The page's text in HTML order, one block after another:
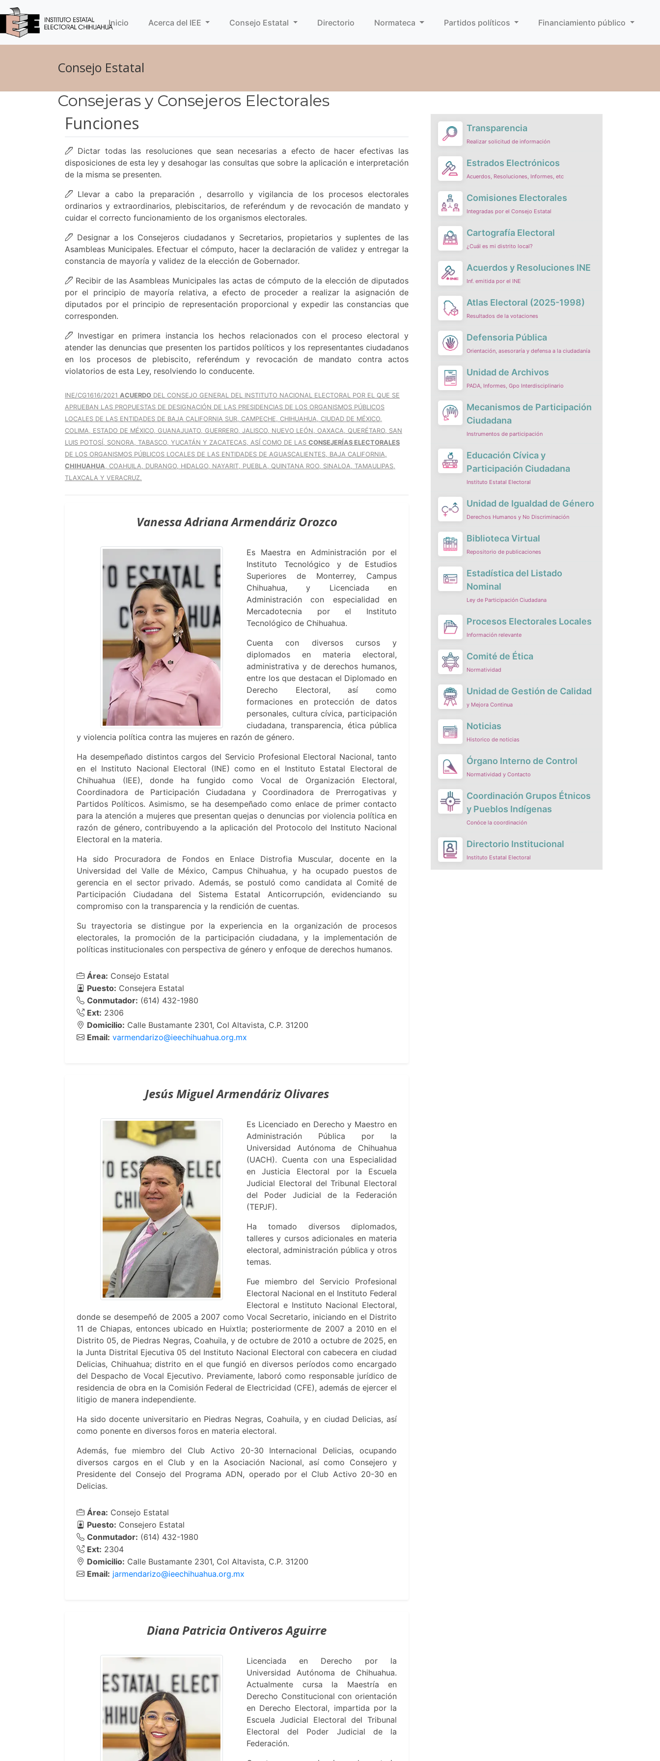
Inicio(current)Acerca del IEE Consejo Estatal Directorio Normateca Partidos políticos Financiamiento público
Consejo Estatal
Consejeras y Consejeros Electorales
Funciones
Dictar todas las resoluciones que sean necesarias a efecto de hacer efectivas las
disposiciones de esta ley y desahogar las consultas que sobre la aplicación e interpretación
de la misma se presenten.
Llevar a cabo la preparación , desarrollo y vigilancia de los procesos electorales
ordinarios y extraordinarios, plebiscitarios, de referéndum y de revocación de mandato y
cuidar el correcto funcionamiento de los organismos electorales.
Designar a los Consejeros ciudadanos y Secretarios, propietarios y suplentes de las
Asambleas Municipales. Efectuar el cómputo, hacer la declaración de validez y entregar la
constancia de mayoría y validez de la elección de Gobernador.
Recibir de las Asambleas Municipales las actas de cómputo de la elección de diputados
por el principio de mayoría relativa, a efecto de proceder a realizar la asignación de
diputados por el principio de representación proporcional y expedir las constancias que
corresponden.
Investigar en primera instancia los hechos relacionados con el proceso electoral y
atender las denuncias que presenten los partidos políticos y los representantes ciudadanos
en los procesos de plebiscito, referéndum y revocación de mandato contra actos
violatorios de esta Ley, resolviendo lo conducente.
INE/CG1616/2021 ACUERDO DEL CONSEJO GENERAL DEL INSTITUTO NACIONAL ELECTORAL POR EL QUE SE
APRUEBAN LAS PROPUESTAS DE DESIGNACIÓN DE LAS PRESIDENCIAS DE LOS ORGANISMOS PÚBLICOS
LOCALES DE LAS ENTIDADES DE BAJA CALIFORNIA SUR, CAMPECHE, CHIHUAHUA, CIUDAD DE MÉXICO,
COLIMA, ESTADO DE MÉXICO, GUANAJUATO, GUERRERO, JALISCO, NUEVO LEÓN, OAXACA, QUERÉTARO, SAN
LUIS POTOSÍ, SONORA, TABASCO, YUCATÁN Y ZACATECAS, ASÍ COMO DE LAS CONSEJERÍAS ELECTORALES
DE LOS ORGANISMOS PÚBLICOS LOCALES DE LAS ENTIDADES DE AGUASCALIENTES, BAJA CALIFORNIA,
CHIHUAHUA, COAHUILA, DURANGO, HIDALGO, NAYARIT, PUEBLA, QUINTANA ROO, SINALOA, TAMAULIPAS,
TLAXCALA Y VERACRUZ.
Vanessa Adriana Armendáriz Orozco
Es Maestra en Administración por el
Instituto Tecnológico y de Estudios
Superiores de Monterrey, Campus
Chihuahua, y Licenciada en
Administración con especialidad en
Mercadotecnia por el Instituto
Tecnológico de Chihuahua.
Cuenta con diversos cursos y
diplomados en materia electoral,
administrativa y de derechos humanos,
entre los que destacan el Diplomado en
Derecho Electoral, así como
formaciones en protección de datos
personales, cultura cívica, participación
ciudadana, transparencia, ética pública
y violencia política contra las mujeres en razón de género.
Ha desempeñado distintos cargos del Servicio Profesional Electoral Nacional, tanto
en el Instituto Nacional Electoral (INE) como en el Instituto Estatal Electoral de
Chihuahua (IEE), donde ha fungido como Vocal de Organización Electoral,
Coordinadora de Participación Ciudadana y Coordinadora de Prerrogativas y
Partidos Políticos. Asimismo, se ha desempeñado como enlace de primer contacto
para la atención a mujeres que presentan quejas o denuncias por violencia política en
razón de género, contribuyendo a la aplicación del Protocolo del Instituto Nacional
Electoral en la materia.
Ha sido Procuradora de Fondos en Enlace Distrofia Muscular, docente en la
Universidad del Valle de México, Campus Chihuahua, y ha ocupado puestos de
gerencia en el sector privado. Además, se postuló como candidata al Comité de
Participación Ciudadana del Sistema Estatal Anticorrupción, evidenciando su
compromiso con la transparencia y la rendición de cuentas.
Su trayectoria se distingue por la experiencia en la organización de procesos
electorales, la promoción de la participación ciudadana, y la implementación de
políticas institucionales con perspectiva de género y enfoque de derechos humanos.
Área: Consejo Estatal
Puesto: Consejera Estatal
Conmutador: (614) 432-1980
Ext: 2306
Domicilio: Calle Bustamante 2301, Col Altavista, C.P. 31200
Email: varmendarizo@ieechihuahua.org.mx
Jesús Miguel Armendáriz Olivares
Es Licenciado en Derecho y Maestro en
Administración Pública por la
Universidad Autónoma de Chihuahua
(UACH). Cuenta con una Especialidad
en Justicia Electoral por la Escuela
Judicial Electoral del Tribunal Electoral
del Poder Judicial de la Federación
(TEPJF).
Ha tomado diversos diplomados,
talleres y cursos adicionales en materia
electoral, administración pública y otros
temas.
Fue miembro del Servicio Profesional
Electoral Nacional en el Instituto Federal
Electoral e Instituto Nacional Electoral,
donde se desempeñó de 2005 a 2007 como Vocal Secretario, iniciando en el Distrito
11 de Chiapas, entonces ubicado en Huixtla; posteriormente de 2007 a 2010 en el
Distrito 05, de Piedras Negras, Coahuila, y de octubre de 2010 a octubre de 2025, en
la Junta Distrital Ejecutiva 05 del Instituto Nacional Electoral con cabecera en ciudad
Delicias, Chihuahua; distrito en el que fungió en diversos períodos como encargado
del Despacho de Vocal Ejecutivo. Previamente, laboró como responsable jurídico de
residencia de obra en la Comisión Federal de Electricidad (CFE), además de ejercer el
litigio de manera independiente.
Ha sido docente universitario en Piedras Negras, Coahuila, y en ciudad Delicias, así
como ponente en diversos foros en materia electoral.
Además, fue miembro del Club Activo 20-30 Internacional Delicias, ocupando
diversos cargos en el Club y en la Asociación Nacional, así como Consejero y
Presidente del Consejo del Programa ADN, operado por el Club Activo 20-30 en
Delicias.
Área: Consejo Estatal
Puesto: Consejero Estatal
Conmutador: (614) 432-1980
Ext: 2304
Domicilio: Calle Bustamante 2301, Col Altavista, C.P. 31200
Email: jarmendarizo@ieechihuahua.org.mx
Diana Patricia Ontiveros Aguirre
Licenciada en Derecho por la
Universidad Autónoma de Chihuahua.
Actualmente cursa la Maestría en
Derecho Constitucional con orientación
en Derecho Electoral, impartida por la
Escuela Judicial Electoral del Tribunal
Electoral del Poder Judicial de la
Federación.
Transparencia
Realizar solicitud de información
Estrados Electrónicos
Acuerdos, Resoluciones, Informes, etc
Comisiones Electorales
Integradas por el Consejo Estatal
Cartografía Electoral
¿Cuál es mi distrito local?
Acuerdos y Resoluciones INE
Inf. emitida por el INE
Atlas Electoral (2025-1998)
Resultados de la votaciones
Defensoria Pública
Orientación, asesoraría y defensa a la ciudadanía
Unidad de Archivos
PADA, Informes, Gpo Interdisciplinario
Mecanismos de Participación
Ciudadana
Instrumentos de participación
Educación Cívica y
Participación Ciudadana
Instituto Estatal Electoral
Unidad de Igualdad de Género
Derechos Humanos y No Discriminación
Biblioteca Virtual
Repositorio de publicaciones
Estadística del Listado
Nominal
Ley de Participación Ciudadana
Procesos Electorales Locales
Información relevante
Comité de Ética
Normatividad
Unidad de Gestión de Calidad
y Mejora Continua
Noticias
Historico de noticias
Órgano Interno de Control
Normatividad y Contacto
Coordinación Grupos Étnicos
y Pueblos Indígenas
Conóce la coordinación
Directorio Institucional
Instituto Estatal Electoral